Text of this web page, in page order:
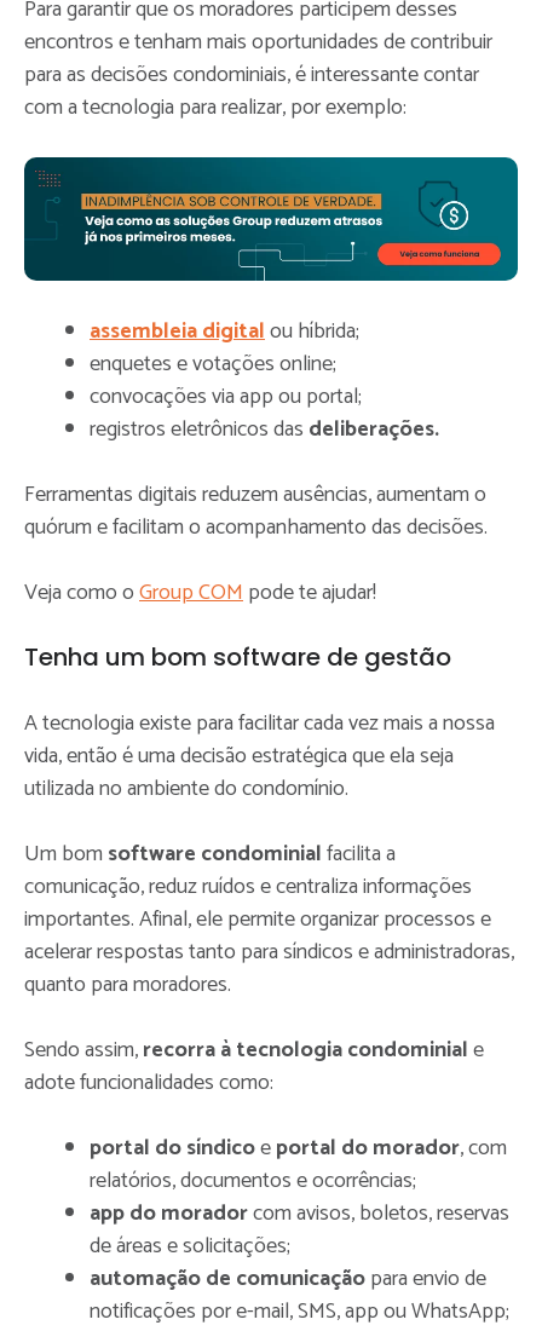
Para garantir que os moradores participem desses
encontros e tenham mais oportunidades de contribuir
para as decisões condominiais, é interessante contar
com a tecnologia para realizar, por exemplo:
assembleia digitalou híbrida;
enquetes e votações online;
convocações via app ou portal;
registros eletrônicos das deliberações.
Ferramentas digitais reduzem ausências, aumentam o
quórum e facilitam o acompanhamento das decisões.
Veja como oGroup COMpode te ajudar!
Tenha um bom software de gestão
A tecnologia existe para facilitar cada vez mais a nossa
vida, então é uma decisão estratégica que ela seja
utilizada no ambiente do condomínio.
Um bom software condominialfacilita a
comunicação, reduz ruídos e centraliza informações
importantes. Afinal, ele permite organizar processos e
acelerar respostas tanto para síndicos e administradoras,
quanto para moradores.
Sendo assim,recorra à tecnologia condominiale
adote funcionalidades como:
portal do síndicoeportal do morador, com
relatórios, documentos e ocorrências;
app do moradorcom avisos, boletos, reservas
de áreas e solicitações;
automação de comunicaçãopara envio de
notificações por e-mail, SMS, app ou WhatsApp;